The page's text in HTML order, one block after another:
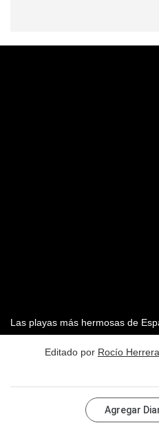
Las playas más hermosas de
Editado por Rocío
Agregar